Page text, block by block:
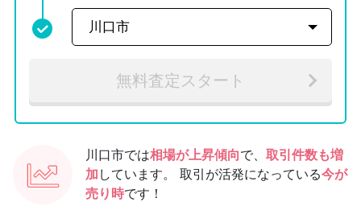
無料査定スタート
川口市では相場が上昇傾向で、 取引件数も増
加 しています。 取引が活発になっている今が
売り時です！